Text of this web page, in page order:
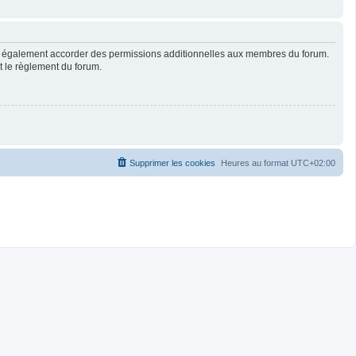
accorder des permissions additionnelles aux membres du forum.
règlement du forum.
Heures au format UTC+02:00
Supprimer les cookies